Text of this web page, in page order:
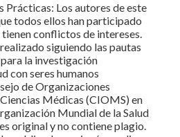
Prácticas: Los autores de este
todos ellos han participado
conflictos de intereses.
siguiendo las pautas
la investigación
con seres humanos
de Organizaciones
Médicas (CIOMS) en
Mundial de la Salud
original y no contiene plagio.